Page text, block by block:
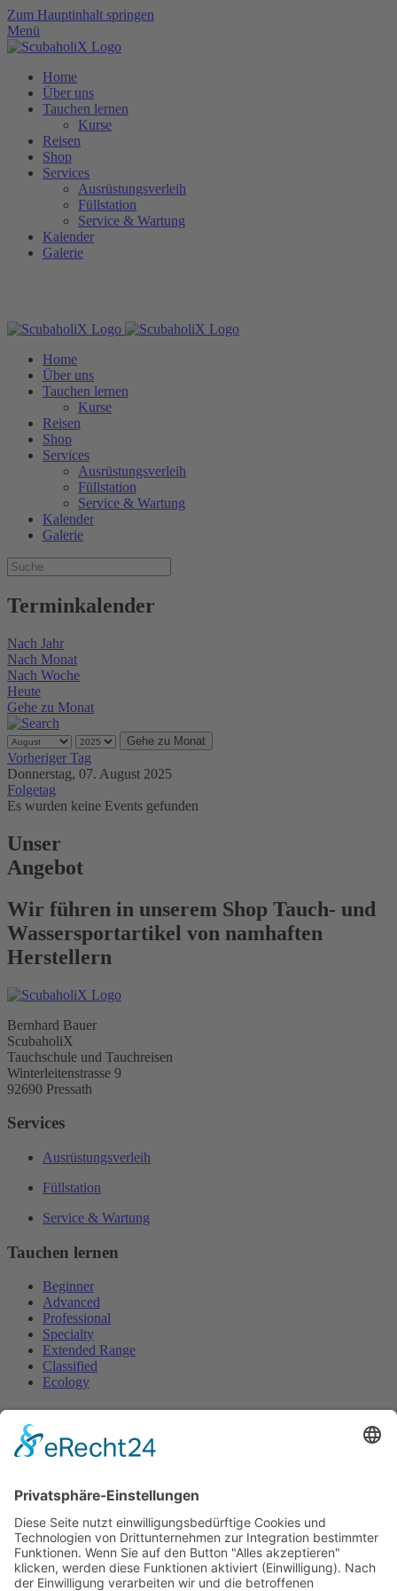
Zum Hauptinhalt springen
Menü
Home
Über uns
Tauchen lernen
Kurse
Reisen
Shop
Services
Ausrüstungsverleih
Füllstation
Service & Wartung
Kalender
Galerie
Home
Über uns
Tauchen lernen
Kurse
Reisen
Shop
Services
Ausrüstungsverleih
Füllstation
Service & Wartung
Kalender
Galerie
Terminkalender
Nach Jahr
Nach Monat
Nach Woche
Heute
Gehe zu Monat
Gehe zu Monat
Vorheriger Tag
Donnerstag, 07. August 2025
Folgetag
Es wurden keine Events gefunden
Unser
Angebot
Wir führen in unserem Shop Tauch- und
Wassersportartikel von namhaften
Herstellern
Bernhard Bauer
ScubaholiX
Tauchschule und Tauchreisen
Winterleitenstrasse 9
92690 Pressath
Services
Ausrüstungsverleih
Füllstation
Service & Wartung
Tauchen lernen
Beginner
Advanced
Professional
Specialty
Extended Range
Classified
Ecology
Impressum
Cookie-Einstellungen
Copyright ©2026ScubaholiX | Tauchschule und Tauchreisen. Alle